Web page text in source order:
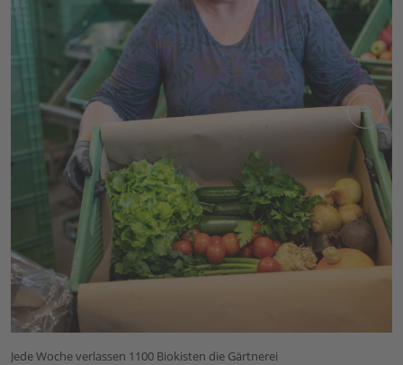
Jede Woche verlassen 1100 Biokisten die Gärtnerei